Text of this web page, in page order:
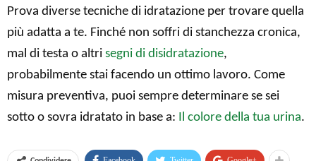
Prova diverse tecniche di idratazione per trovare quella
più adatta a te. Finché non soffri di stanchezza cronica,
mal di testa o altri segni di disidratazione,
probabilmente stai facendo un ottimo lavoro. Come
misura preventiva, puoi sempre determinare se sei
sotto o sovra idratato in base a:
Il colore della tua urina.